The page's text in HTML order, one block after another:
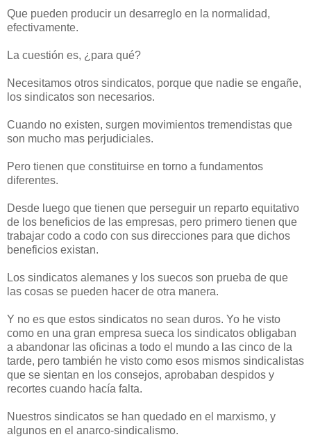
Que pueden producir un desarreglo en la normalidad,
efectivamente.
La cuestión es, ¿para qué?
Necesitamos otros sindicatos, porque que nadie se engañe,
los sindicatos son necesarios.
Cuando no existen, surgen movimientos tremendistas que
son mucho mas perjudiciales.
Pero tienen que constituirse en torno a fundamentos
diferentes.
Desde luego que tienen que perseguir un reparto equitativo
de los beneficios de las empresas, pero primero tienen que
trabajar codo a codo con sus direcciones para que dichos
beneficios existan.
Los sindicatos alemanes y los suecos son prueba de que
las cosas se pueden hacer de otra manera.
Y no es que estos sindicatos no sean duros. Yo he visto
como en una gran empresa sueca los sindicatos obligaban
a abandonar las oficinas a todo el mundo a las cinco de la
tarde, pero también he visto como esos mismos sindicalistas
que se sientan en los consejos, aprobaban despidos y
recortes cuando hacía falta.
Nuestros sindicatos se han quedado en el marxismo, y
algunos en el anarco-sindicalismo.